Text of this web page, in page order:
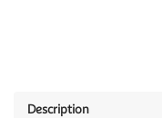
Description